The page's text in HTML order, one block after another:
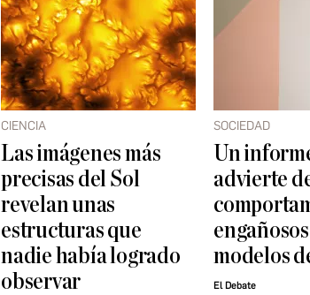
CIENCIA
Las imágenes más
precisas del Sol
revelan unas
estructuras que
nadie había logrado
observar
SOCIEDAD
Un
advierte
modelos
El Debate